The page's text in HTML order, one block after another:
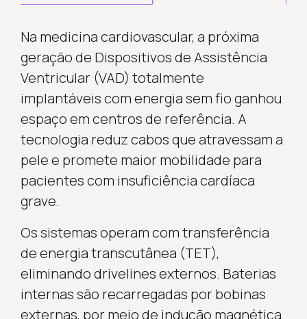
Na medicina cardiovascular, a próxima
geração de Dispositivos de Assistência
Ventricular (VAD) totalmente
implantáveis com energia sem fio ganhou
espaço em centros de referência. A
tecnologia reduz cabos que atravessam a
pele e promete maior mobilidade para
pacientes com insuficiência cardíaca
grave.
Os sistemas operam com transferência
de energia transcutânea (TET),
eliminando drivelines externos. Baterias
internas são recarregadas por bobinas
externas, por meio de indução magnética